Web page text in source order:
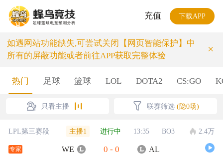
充值 下载APP
如遇网站功能缺失,可尝试关闭【网页智能保护】中
所有的屏蔽功能或者前往APP获取完整体验
×
热门 足球 篮球 LOL DOTA2 CS:GO
只看主播 联赛筛选 (隐0场)
LPL第三赛段 主播1 进行中 13:35 BO3 2.4万
专家 WE 0 - 0 AL